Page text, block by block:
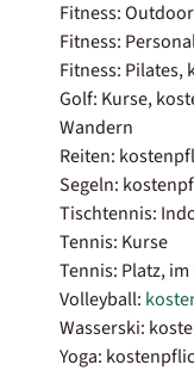
Fitness: Outdoor
Fitness:
Fitness:
Golf: Kurse,
Wandern
Reiten:
Segeln:
Tischtennis:
Tennis: Kurse
Tennis: Platz,
Volleyball:
Wasserski:
Yoga: